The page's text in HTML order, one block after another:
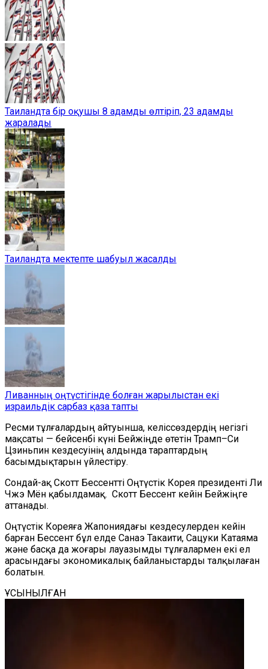
Таиландта бір оқушы 8 адамды өлтіріп, 23 адамды
жаралады
Таиландта мектепте шабуыл жасалды
Ливанның оңтүстігінде болған жарылыстан екі
израильдік сарбаз қаза тапты
Ресми тұлғалардың айтуынша, келіссөздердің негізгі
мақсаты — бейсенбі күні Бейжіңде өтетін Трамп–Си
Цзиньпин кездесуінің алдында тараптардың
басымдықтарын үйлестіру.
Сондай-ақ Скотт Бессентті Оңтүстік Корея президенті Ли
Чжэ Мён қабылдамақ. Скотт Бессент кейін Бейжіңге
аттанады.
Оңтүстік Кореяға Жапониядағы кездесулерден кейін
барған Бессент бұл елде Санаэ Такаити, Сацуки Катаяма
және басқа да жоғары лауазымды тұлғалармен екі ел
арасындағы экономикалық байланыстарды талқылаған
болатын.
ҰСЫНЫЛҒАН